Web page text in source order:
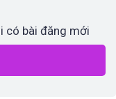
có bài đăng mới